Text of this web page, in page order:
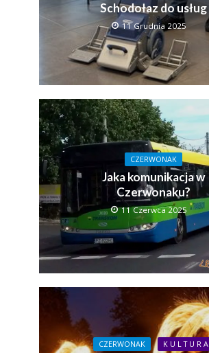
Schodołaz do usług
11 Grudnia 2025
CZERWONAK
Jaka komunikacja w
Czerwonaku?
11 Czerwca 2025
CZERWONAK K U L T U R A